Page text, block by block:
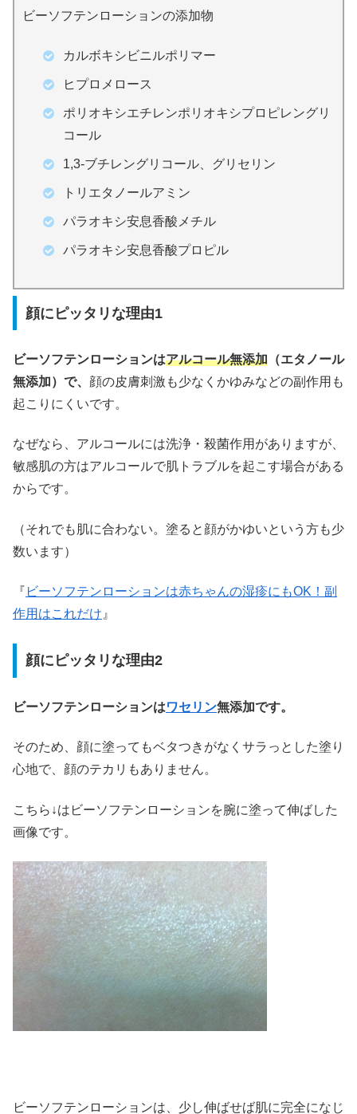
ビーソフテンローションの添加物
カルボキシビニルポリマー
ヒプロメロース
ポリオキシエチレンポリオキシプロピレングリ
コール
1,3-ブチレングリコール、グリセリン
トリエタノールアミン
パラオキシ安息香酸メチル
パラオキシ安息香酸プロピル
顔にピッタリな理由1
ビーソフテンローションはアルコール無添加 （エタノール
無添加）で、 顔の皮膚刺激も少なくかゆみなどの副作用も
起こりにくいです。
なぜなら、アルコールには洗浄・殺菌作用がありますが、
敏感肌の方はアルコールで肌トラブルを起こす場合がある
からです。
（それでも肌に合わない。塗ると顔がかゆいという方も少
数います）
『 ビーソフテンローションは赤ちゃんの湿疹にもOK！副
作用はこれだけ 』
顔にピッタリな理由2
ビーソフテンローションはワセリン無添加です。
そのため、顔に塗ってもベタつきがなくサラっとした塗り
心地で、顔のテカリもありません。
こちら↓はビーソフテンローションを腕に塗って伸ばした
画像です。
ビーソフテンローションは、少し伸ばせば肌に完全になじ